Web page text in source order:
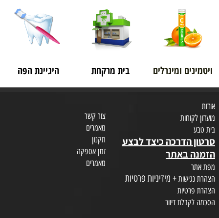
ויטמינים ומינרלים בית מרקחת היגיינת הפה
אודות
מועדון לקוחות
בית טבע
סרטון הדרכה כיצד לבצע
הזמנה באתר
מפת אתר
הצהרת נגישות + מידיניות פרטיות
הצהרת פרטיות
הסכמה לקבלת דיוור
צור קשר
מאמרים
תקנון
זמן אספקה
מאמרים